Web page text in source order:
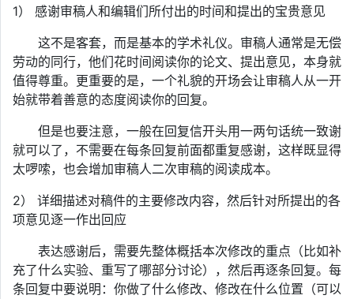
1） 感谢审稿人和编辑们所付出的时间和提出的宝贵意见
这不是客套，而是基本的学术礼仪。审稿人通常是无偿
劳动的同行，他们花时间阅读你的论文、提出意见，本身就
值得尊重。更重要的是，一个礼貌的开场会让审稿人从一开
始就带着善意的态度阅读你的回复。
但是也要注意，一般在回复信开头用一两句话统一致谢
就可以了，不需要在每条回复前面都重复感谢，这样既显得
太啰嗦，也会增加审稿人二次审稿的阅读成本。
2） 详细描述对稿件的主要修改内容，然后针对所提出的各
项意见逐一作出回应
表达感谢后，需要先整体概括本次修改的重点（比如补
充了什么实验、重写了哪部分讨论），然后再逐条回复。每
条回复中要说明：你做了什么修改、修改在什么位置（可以